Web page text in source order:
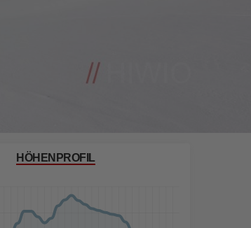
HÖHENPROFIL